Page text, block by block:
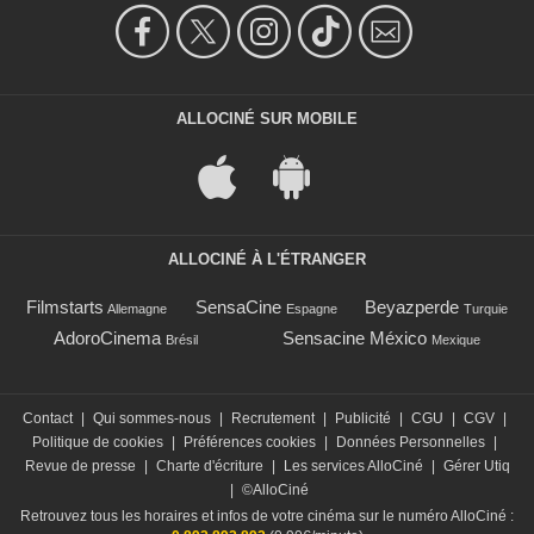
ALLOCINÉ SUR MOBILE
ALLOCINÉ À L'ÉTRANGER
Filmstarts Allemagne SensaCine Espagne Beyazperde Turquie
AdoroCinema Brésil Sensacine México Mexique
Contact Qui sommes-nous Recrutement Publicité CGU CGV
Politique de cookies
Préférences cookies Données Personnelles
Revue de presse
Charte d'écriture Les services AlloCiné
Gérer Utiq
©AlloCiné
Retrouvez tous les horaires et infos de votre cinéma sur le numéro AlloCiné :